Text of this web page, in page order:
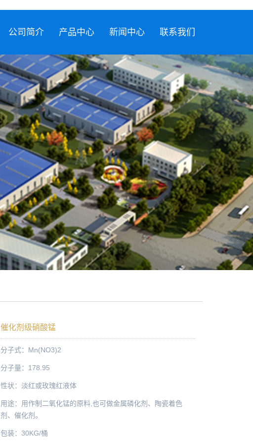
公司简介 产品中心 新闻中心 联系我们
催化剂级硝酸锰
分子式：Mn(NO3)2
分子量：178.95
性状：淡红或玫瑰红液体
用途：用作制二氧化锰的原料,也可做金属磷化剂、陶瓷着色
剂、催化剂。
包装：30KG/桶